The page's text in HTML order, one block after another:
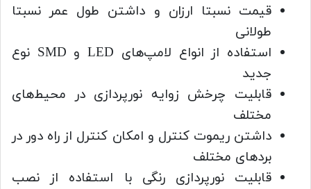
قیمت نسبتا ارزان و داشتن طول عمر نسبتا
طولانی
استفاده از انواع لامپ‌های LED و SMD نوع
جدید
قابلیت چرخش زوایه نورپردازی در محیط‌های
مختلف
داشتن ریموت کنترل و امکان کنترل از راه دور در
بردهای مختلف
قابلیت نورپردازی‌ رنگی با استفاده از نصب